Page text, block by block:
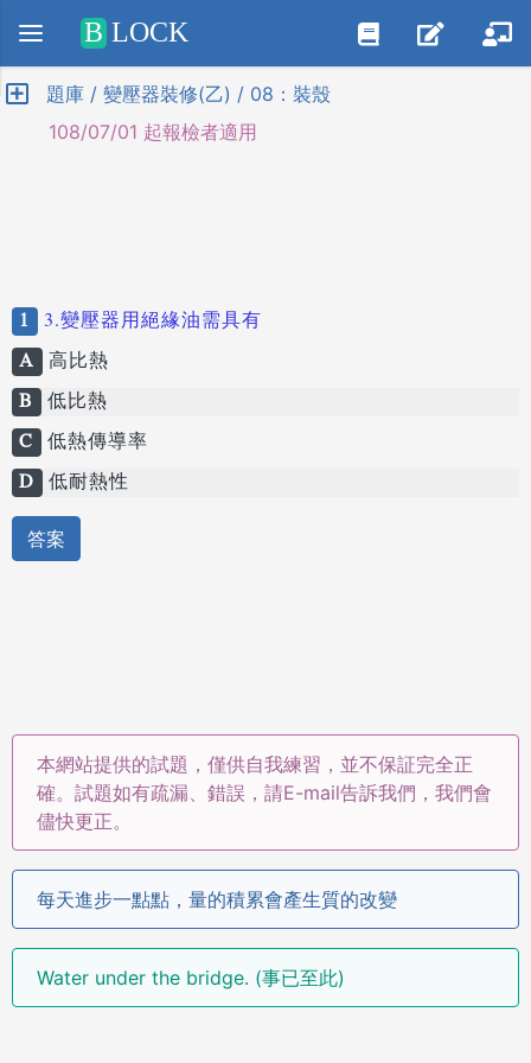
Positive SSL
B LOCK
題庫 / 變壓器裝修(乙) / 08：裝殼
108/07/01 起報檢者適用
1
3.變壓器用絕緣油需具有
A 高比熱
B 低比熱
C 低熱傳導率
D 低耐熱性
答案
本網站提供的試題，僅供自我練習，並不保証完全正
確。試題如有疏漏、錯誤，請E-mail告訴我們，我們會
儘快更正。
每天進步一點點，量的積累會產生質的改變
Water under the bridge. (事已至此)